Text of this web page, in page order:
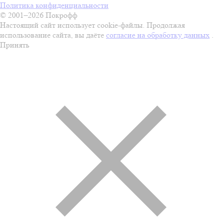
Политика конфиденциальности
© 2001–2026 Покрофф
Настоящий сайт использует cookie-файлы. Продолжая
использование сайта, вы даёте согласие на обработку данных .
Принять